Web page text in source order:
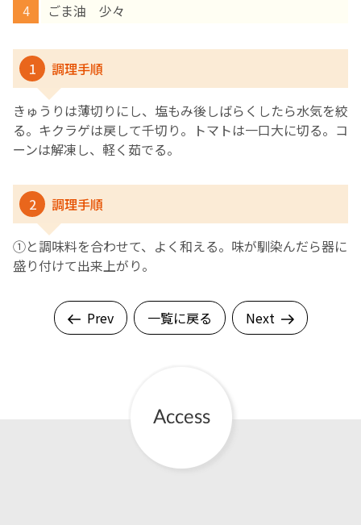
ごま油 少々
1 調理手順
きゅうりは薄切りにし、塩もみ後しばらくしたら水気を絞
る。キクラゲは戻して千切り。トマトは一口大に切る。コ
ーンは解凍し、軽く茹でる。
2 調理手順
①と調味料を合わせて、よく和える。味が馴染んだら器に
盛り付けて出来上がり。
Prev 一覧に戻る Next